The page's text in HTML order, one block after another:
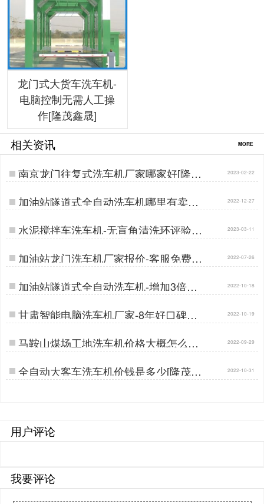
龙门式大货车洗车机-
电脑控制无需人工操
作[隆茂鑫晟]
相关资讯 MORE
南京龙门往复式洗车机厂家哪家好[隆茂
鑫晟]…
2023-02-22
加油站隧道式全自动洗车机哪里有卖的
[隆茂鑫晟]…
2022-12-27
水泥搅拌车洗车机-无盲角清洗环评验收
更轻松[隆茂鑫晟]…
2023-03-11
加油站龙门洗车机厂家报价-客服免费报
价[隆茂鑫晟]…
2022-07-26
加油站隧道式全自动洗车机-增加3倍油
品销售量[隆茂鑫晟]…
2022-10-18
甘肃智能电脑洗车机厂家-8年好口碑制
造经验[隆茂鑫晟]…
2022-10-19
马鞍山煤场工地洗车机价格大概怎么样
[隆茂鑫晟]…
2022-09-29
全自动大客车洗车机价钱是多少[隆茂鑫
晟]…
2022-10-31
用户评论
我要评论